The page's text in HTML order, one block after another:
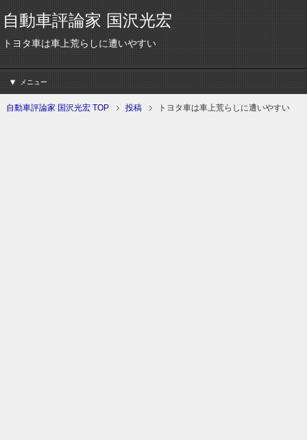
自動車評論家 国沢光宏
トヨタ車は車上荒らしに遭いやすい
メニュー
自動車評論家 国沢光宏 TOP 投稿 トヨタ車は車上荒らしに遭いやすい